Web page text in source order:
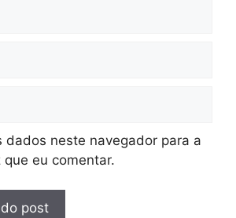
dados neste navegador para a
que eu comentar.